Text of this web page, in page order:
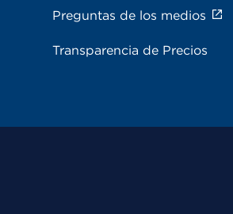
Preguntas de los medios
Transparencia de Precios